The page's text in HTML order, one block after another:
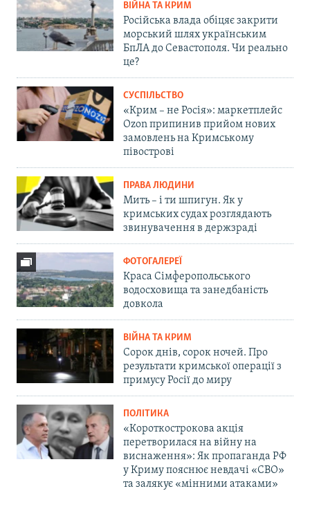
ВІЙНА ТА КРИМ
Російська влада обіцяє закрити
морський шлях українським
БпЛА до Севастополя. Чи реально
це?
СУСПІЛЬСТВО
«Крим – не Росія»: маркетплейс
Ozon припинив прийом нових
замовлень на Кримському
півострові
ПРАВА ЛЮДИНИ
Мить – і ти шпигун. Як у
кримських судах розглядають
звинувачення в держзраді
ФОТОГАЛЕРЕЇ
Краса Сімферопольського
водосховища та занедбаність
довкола
ВІЙНА ТА КРИМ
Сорок днів, сорок ночей. Про
результати кримської операції з
примусу Росії до миру
ПОЛІТИКА
«Короткострокова акція
перетворилася на війну на
виснаження»: Як пропаганда РФ
у Криму пояснює невдачі «СВО»
та залякує «мінними атаками»